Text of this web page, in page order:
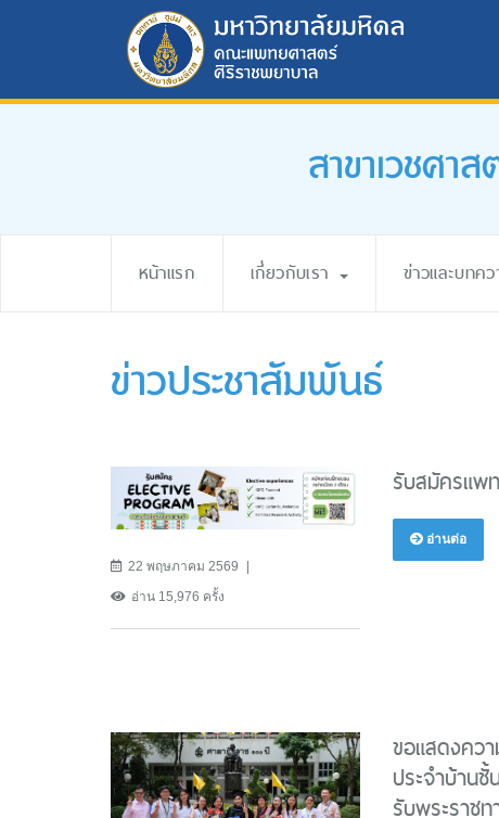
สาขาเวชศ
หน้าแรก เกี่ยวกับเรา ข่าวและบทค
ข่าวประชาสัมพันธ์
22 พฤษภาคม 2569
อ่าน 15,976 ครั้ง
รับสมัครแพ
อ่านต่อ
ขอแสดงค
ประจำบ้าน
รับพระราช